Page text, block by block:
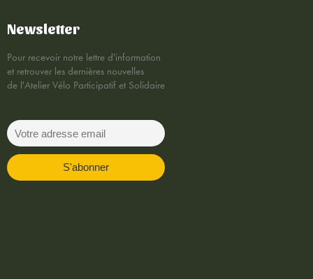
Newsletter
Pour recevoir notre lettre d'information
et retrouver les dernières nouvelles
de l'Atelier Vélo Participatif et Solidaire